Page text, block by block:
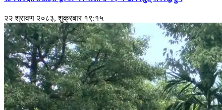
२२ श्रावण २०८३, शुक्रबार १९:१५